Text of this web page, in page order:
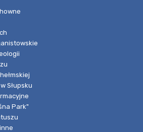
Słupsku
Park"